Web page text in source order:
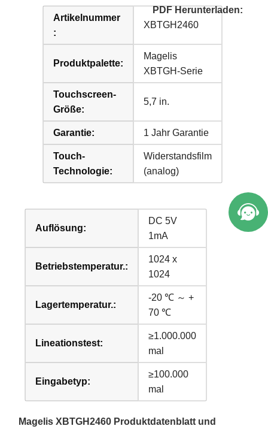
Artikelnummer
:
XBTGH2460
Produktpalette:
Magelis
XBTGH-Serie
Touchscreen-
Größe:
5,7 in.
Garantie: 1 Jahr Garantie
Touch-
Technologie:
Widerstandsfilm
(analog)
Auflösung:
DC 5V
1mA
Betriebstemperatur.:
1024 x
1024
Lagertemperatur.:
-20 ℃ ～ +
70 ℃
Lineationstest:
≥1.000.000
mal
Eingabetyp:
≥100.000
mal
PDF Herunterladen:
Magelis XBTGH2460 Produktdatenblatt und